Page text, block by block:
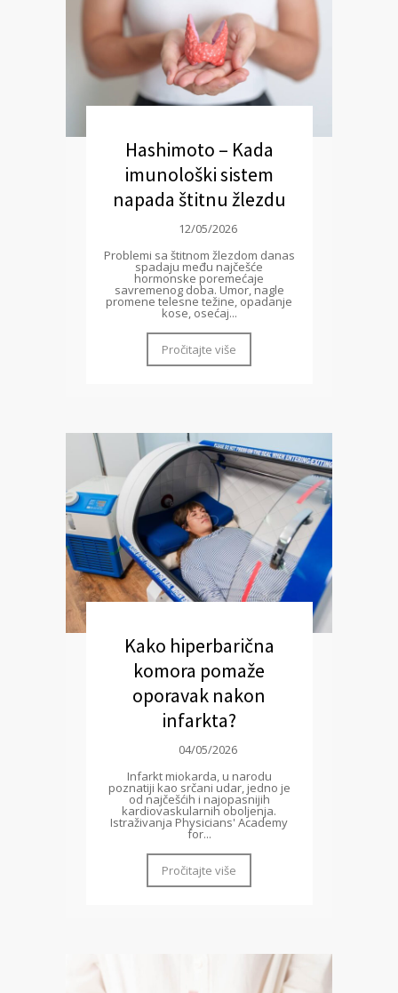
Hashimoto – Kada
imunološki sistem
napada štitnu žlezdu
12/05/2026
Problemi sa štitnom žlezdom danas
spadaju među najčešće
hormonske poremećaje
savremenog doba. Umor, nagle
promene telesne težine, opadanje
kose, osećaj...
Pročitajte više
Kako hiperbarična
komora pomaže
oporavak nakon
infarkta?
04/05/2026
Infarkt miokarda, u narodu
poznatiji kao srčani udar, jedno je
od najčešćih i najopasnijih
kardiovaskularnih oboljenja.
Istraživanja Physicians' Academy
for...
Pročitajte više